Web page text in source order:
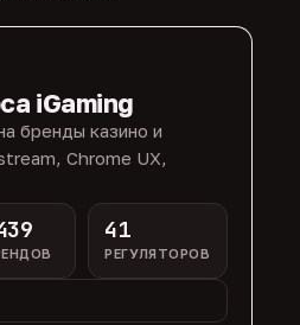
iGaming
бренды казино и
Chrome UX,
41
РЕГУЛЯТОРОВ